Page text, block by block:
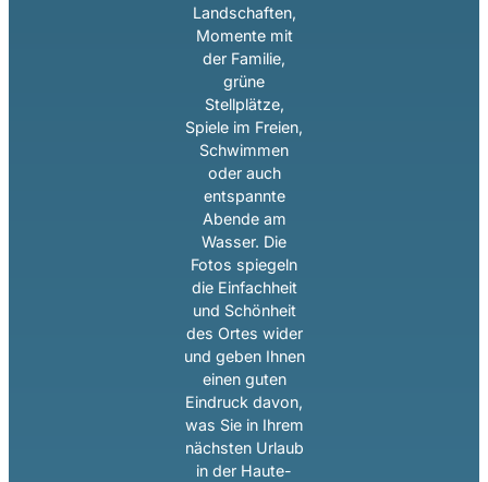
Landschaften,
Momente mit
der Familie,
grüne
Stellplätze,
Spiele im Freien,
Schwimmen
oder auch
entspannte
Abende am
Wasser. Die
Fotos spiegeln
die Einfachheit
und Schönheit
des Ortes wider
und geben Ihnen
einen guten
Eindruck davon,
was Sie in Ihrem
nächsten Urlaub
in der Haute-